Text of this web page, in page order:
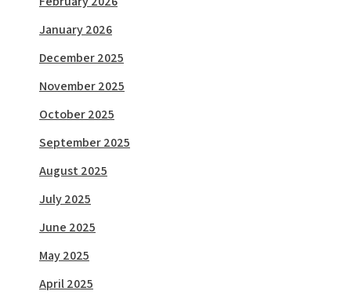
January 2026
December 2025
November 2025
October 2025
September 2025
August 2025
July 2025
June 2025
May 2025
April 2025